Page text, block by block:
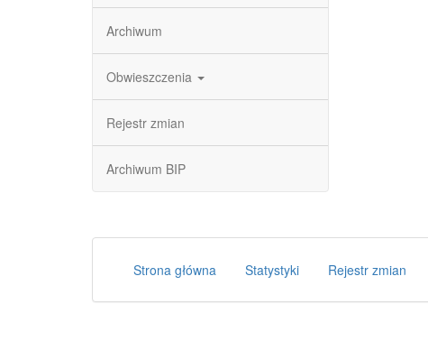
Archiwum
Obwieszczenia
Rejestr zmian
Archiwum BIP
Strona główna Statystyki Rejestr zmian